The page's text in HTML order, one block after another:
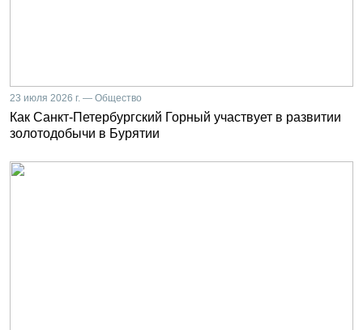
23 июля 2026 г. — Общество
Как Санкт-Петербургский Горный участвует в развитии
золотодобычи в Бурятии